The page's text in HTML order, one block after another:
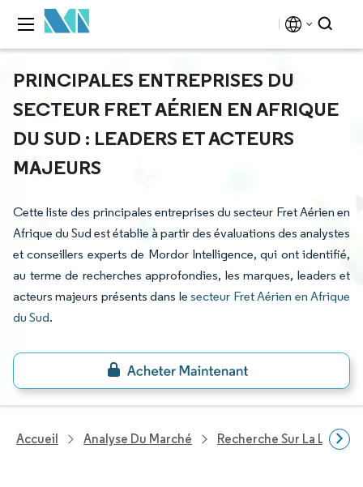
PRINCIPALES ENTREPRISES DU
SECTEUR FRET AÉRIEN EN AFRIQUE
DU SUD : LEADERS ET ACTEURS
MAJEURS
Cette liste des principales entreprises du secteur Fret Aérien en
Afrique du Sud est établie à partir des évaluations des analystes
et conseillers experts de Mordor Intelligence, qui ont identifié,
au terme de recherches approfondies, les marques, leaders et
acteurs majeurs présents dans lesecteur Fret Aérien en Afrique
du Sud.
Accueil Analyse Du Marché Recherche Sur La